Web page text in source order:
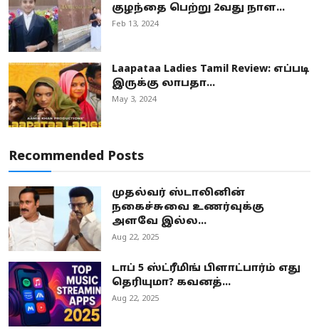
குழந்தை பெற்று 2வது நாள...
Feb 13, 2024
Laapataa Ladies Tamil Review: எப்படி
இருக்கு லாபதா...
May 3, 2024
Recommended Posts
முதல்வர் ஸ்டாலினின்
நகைச்சுவை உணர்வுக்கு
அளவே இல்ல...
Aug 22, 2025
டாப் 5 ஸ்ட்ரீமிங் பிளாட்பார்ம் எது
தெரியுமா? கவனத்...
Aug 22, 2025